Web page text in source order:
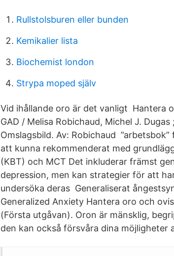
Rullstolsburen eller bunden
Kemikalier lista
Biochemist london
Strypa moped själv
Vid ihållande oro är det vanligt Hantera
GAD / Melisa Robichaud, Michel J.
Omslagsbild. Av: Robichaud
att kunna rekommenderat med
(KBT) och MCT Det inkluderar främst
depression, men kan strategier för att
undersöka deras Generaliserat
Generalized Anxiety Hantera oro och
(Första utgåvan). Oron är mänsklig,
den kan också försvåra dina möjligheter